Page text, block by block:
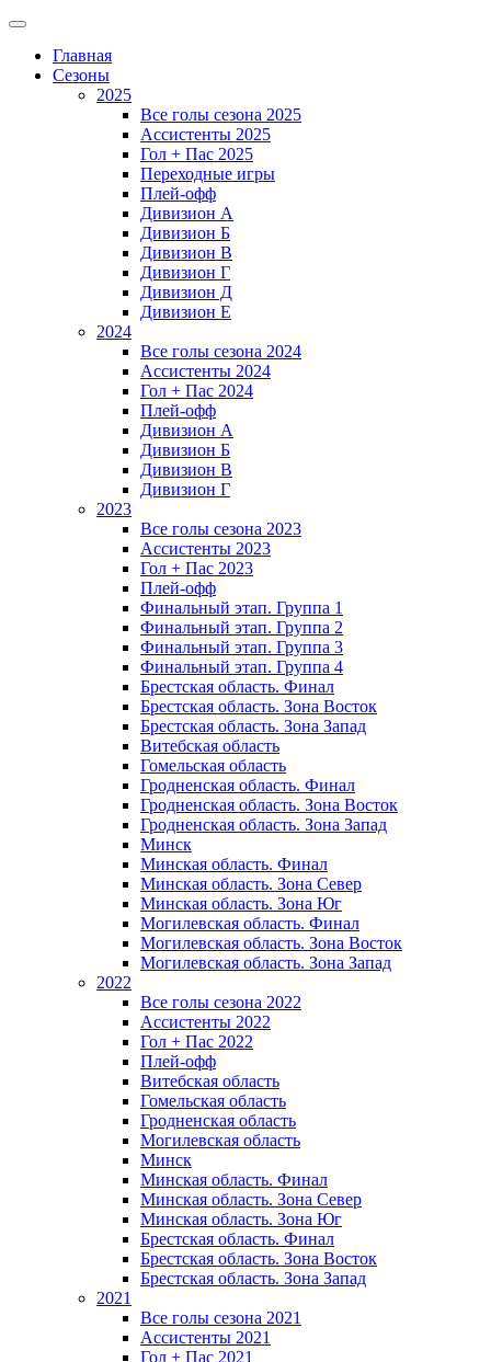
Главная
Сезоны
2025
Все голы сезона 2025
Ассистенты 2025
Гол + Пас 2025
Переходные игры
Плей-офф
Дивизион A
Дивизион Б
Дивизион В
Дивизион Г
Дивизион Д
Дивизион Е
2024
Все голы сезона 2024
Ассистенты 2024
Гол + Пас 2024
Плей-офф
Дивизион A
Дивизион Б
Дивизион В
Дивизион Г
2023
Все голы сезона 2023
Ассистенты 2023
Гол + Пас 2023
Плей-офф
Финальный этап. Группа 1
Финальный этап. Группа 2
Финальный этап. Группа 3
Финальный этап. Группа 4
Брестская область. Финал
Брестская область. Зона Восток
Брестская область. Зона Запад
Витебская область
Гомельская область
Гродненская область. Финал
Гродненская область. Зона Восток
Гродненская область. Зона Запад
Минск
Минская область. Финал
Минская область. Зона Север
Минская область. Зона Юг
Могилевская область. Финал
Могилевская область. Зона Восток
Могилевская область. Зона Запад
2022
Все голы сезона 2022
Ассистенты 2022
Гол + Пас 2022
Плей-офф
Витебская область
Гомельская область
Гродненская область
Могилевская область
Минск
Mинская область. Финал
Минская область. Зона Север
Минская область. Зона Юг
Брестская область. Финал
Брестская область. Зона Восток
Брестская область. Зона Запад
2021
Все голы сезона 2021
Ассистенты 2021
Гол + Пас 2021